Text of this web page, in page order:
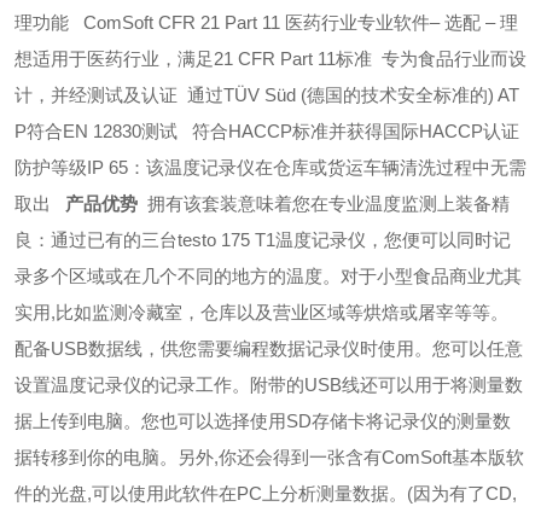
理功能
ComSoft CFR 21 Part 11 医药行业专业软件– 选配 – 理
想适用于医药行业，满足21 CFR Part 11标准 专为食品行业而设
计，并经测试及认证 通过TÜV Süd (德国的技术安全标准的) AT
P符合EN 12830测试
符合HACCP标准并获得国际HACCP认证
防护等级IP 65：该温度记录仪在仓库或货运车辆清洗过程中无需
取出
产品优势 拥有该套装意味着您在专业温度监测上装备精
良：通过已有的三台testo 175 T1温度记录仪，您便可以同时记
录多个区域或在几个不同的地方的温度。对于小型食品商业尤其
实用,比如监测冷藏室，仓库以及营业区域等烘焙或屠宰等等。
配备USB数据线，供您需要编程数据记录仪时使用。您可以任意
设置温度记录仪的记录工作。附带的USB线还可以用于将测量数
据上传到电脑。您也可以选择使用SD存储卡将记录仪的测量数
据转移到你的电脑。另外,你还会得到一张含有ComSoft基本版软
件的光盘,可以使用此软件在PC上分析测量数据。(因为有了CD,